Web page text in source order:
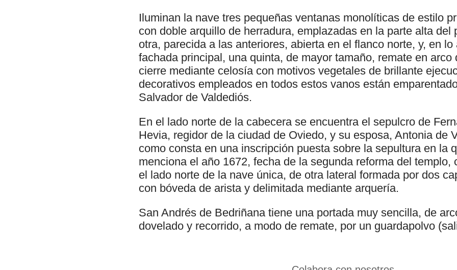
Iluminan la nave tres pequeñas ventanas monolíticas de estilo
con doble arquillo de herradura, emplazadas en la parte alta del
otra, parecida a las anteriores, abierta en el flanco norte, y, en
fachada principal, una quinta, de mayor tamaño, remate en arco
cierre mediante celosía con motivos vegetales de brillante
decorativos empleados en todos estos vanos están
Salvador de Valdediós.
En el lado norte de la cabecera se encuentra el sepulcro de
Hevia, regidor de la ciudad de Oviedo, y su esposa, Antonia de
como consta en una inscripción puesta sobre la sepultura en la
menciona el año 1672, fecha de la segunda reforma del templo,
el lado norte de la nave única, de otra lateral formada por dos
con bóveda de arista y delimitada mediante arquería.
San Andrés de Bedriñana tiene una portada muy sencilla, de
dovelado y recorrido, a modo de remate, por un guardapolvo